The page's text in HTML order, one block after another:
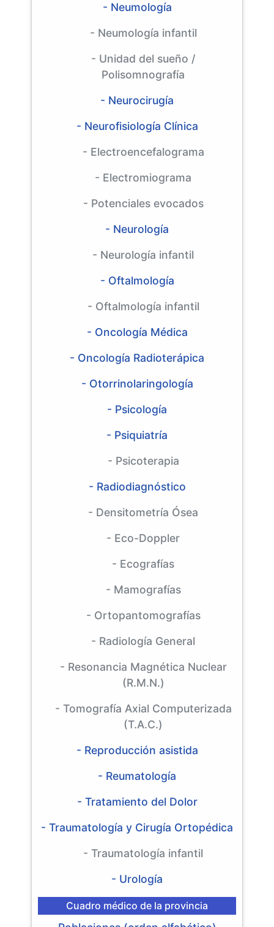
- Neumología
- Neumología infantil
- Unidad del sueño /
Polisomnografía
- Neurocirugía
- Neurofisiología Clínica
- Electroencefalograma
- Electromiograma
- Potenciales evocados
- Neurología
- Neurología infantil
- Oftalmología
- Oftalmología infantil
- Oncología Médica
- Oncología Radioterápica
- Otorrinolaringología
- Psicología
- Psiquiatría
- Psicoterapia
- Radiodiagnóstico
- Densitometría Ósea
- Eco-Doppler
- Ecografías
- Mamografías
- Ortopantomografías
- Radiología General
- Resonancia Magnética Nuclear
(R.M.N.)
- Tomografía Axial Computerizada
(T.A.C.)
- Reproducción asistida
- Reumatología
- Tratamiento del Dolor
- Traumatología y Cirugía Ortopédica
- Traumatología infantil
- Urología
Cuadro médico de la provincia